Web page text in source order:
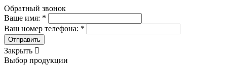
Обратный звонок
Ваше имя: *
Ваш номер телефона: *
Отправить
Закрыть 
Выбор продукции